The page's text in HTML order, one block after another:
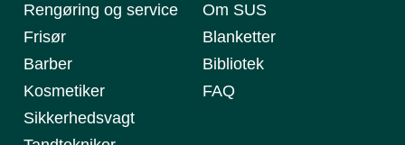
Rengøring og service
Frisør
Barber
Kosmetiker
Sikkerhedsvagt
Om SUS
Blanketter
Bibliotek
FAQ
nødvendige
Funktionalitet